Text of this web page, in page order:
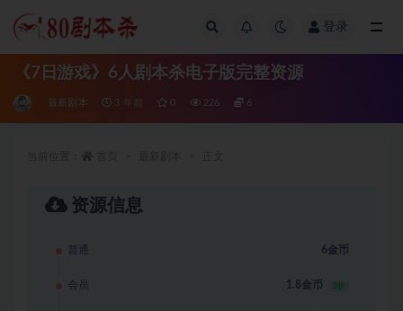
登录
《7日游戏》6人剧本杀电子版完整资源
最新剧本 3 年前 0 226 6
资源信息
普通 6金币
会员 1.8金币 3折